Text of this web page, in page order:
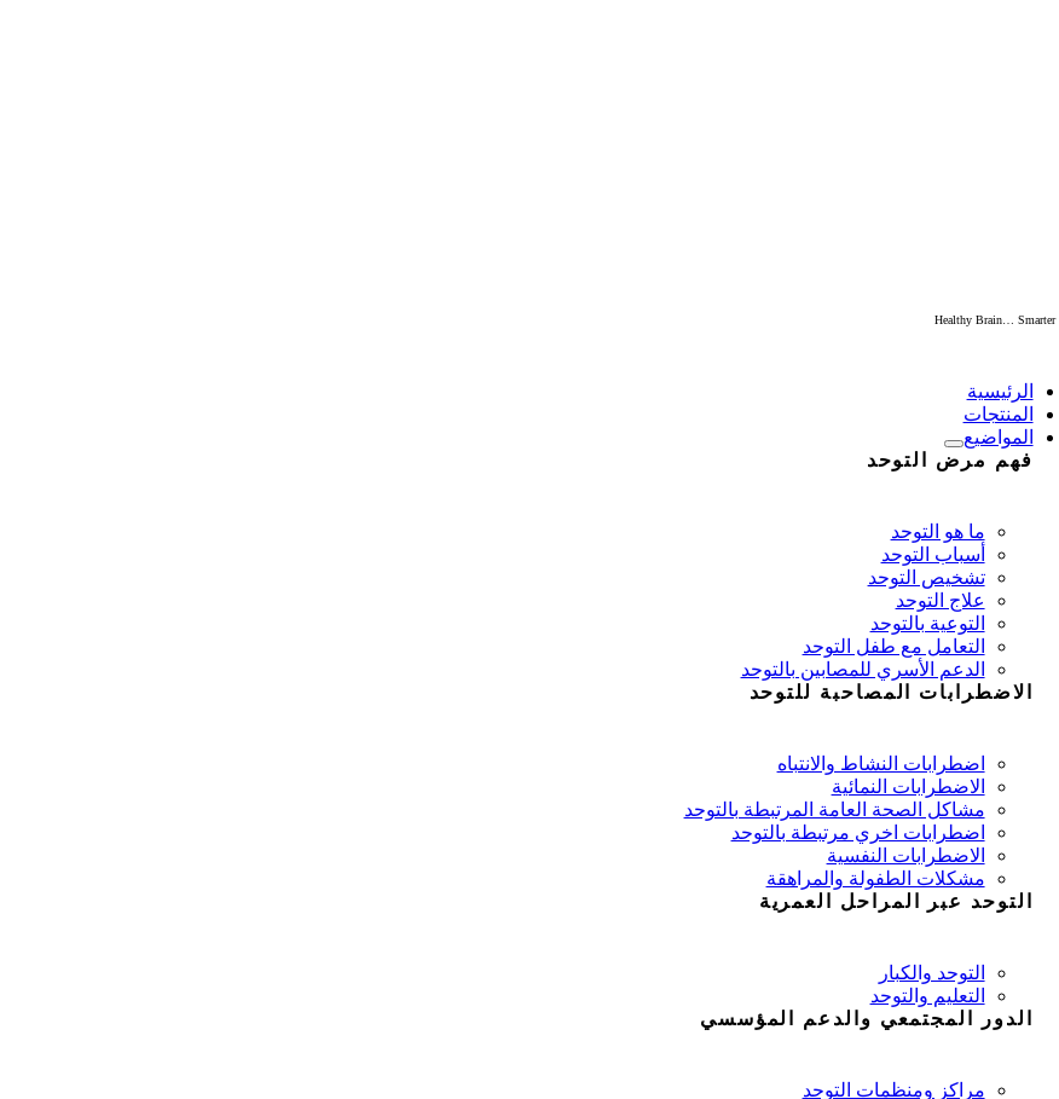
Healthy Brain… Smarter
الرئيسية
المنتجات
المواضيع
فهم مرض التوحد
ما هو التوحد
أسباب التوحد
تشخيص التوحد
علاج التوحد
التوعية بالتوحد
التعامل مع طفل التوحد
الدعم الأسري للمصابين بالتوحد
الاضطرابات المصاحبة للتوحد
اضطرابات النشاط والانتباه
الاضطرابات النمائية
مشاكل الصحة العامة المرتبطة بالتوحد
اضطرابات اخري مرتبطة بالتوحد
الاضطرابات النفسية
مشكلات الطفولة والمراهقة
التوحد عبر المراحل العمرية
التوحد والكبار
التعليم والتوحد
الدور المجتمعي والدعم المؤسسي
مراكز ومنظمات التوحد